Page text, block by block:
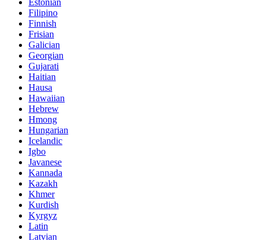
Estonian
Filipino
Finnish
Frisian
Galician
Georgian
Gujarati
Haitian
Hausa
Hawaiian
Hebrew
Hmong
Hungarian
Icelandic
Igbo
Javanese
Kannada
Kazakh
Khmer
Kurdish
Kyrgyz
Latin
Latvian